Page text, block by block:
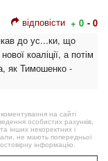
відповісти + 0 - 0
до ус...ки, що
коаліції, а потім
як Тимошенко -
на сайті
особистих рахунків,
інших некоректних і
не мають попередньої
інформацію.